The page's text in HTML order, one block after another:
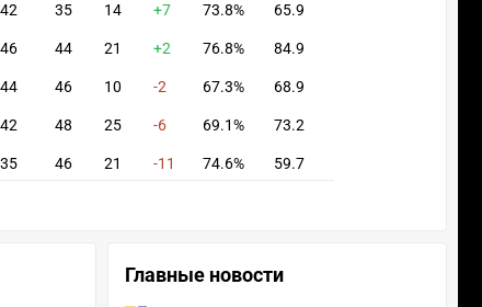
42 35 14 +7 73.8% 65.9
46 44 21 +2 76.8% 84.9
44 46 10 -2 67.3% 68.9
42 48 25 -6 69.1% 73.2
35 46 21 -11 74.6% 59.7
Главные новости